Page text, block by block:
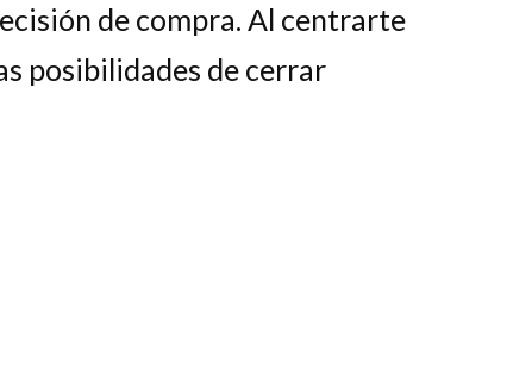
de compra. Al centrarte
posibilidades de cerrar